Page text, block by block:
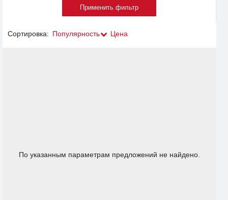
Сортировка: Популярность Цена
По указанным параметрам предложений не найдено.